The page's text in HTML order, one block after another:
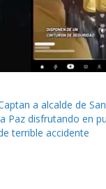
a alcalde de
Paz disfrutando en
terrible accidente